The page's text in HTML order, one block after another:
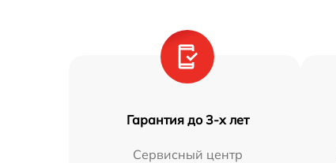
Гарантия до 3-х лет
Сервисный центр